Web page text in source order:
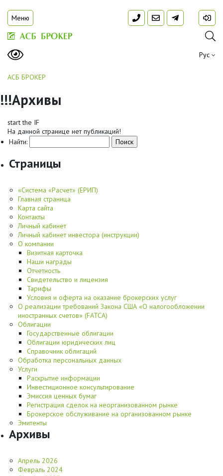
Меню
Рус
АСБ БРОКЕР
!!!Архивы
start the IF
На данной странице нет публикаций!
Найти:
Страницы
«Система «Расчет» (ЕРИП)
Главная страница
Карта сайта
Контакты
Личный кабинет
Личный кабинет инвестора (инструкции)
О компании
Визитная карточка
Наши награды
Отчетность
Свидетельство и лицензия
Тарифы
Условия и оферта на оказание брокерских услуг
О реализации требований Закона США «О налогообложении
иностранных счетов» (FATCA)
Облигации
Государственные облигации
Облигации юридических лиц
Справочник облигаций
Обработка персональных данных
Услуги
Раскрытие информации
Инвестиционное консультирование
Эмиссия ценных бумаг
Регистрация сделок на неорганизованном рынке
Брокерское обслуживание на организованном рынке
Эмитенты
Архивы
Апрель 2026
Февраль 2024